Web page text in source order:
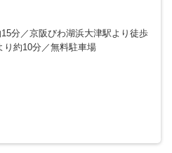
分／京阪びわ湖浜大津駅より徒歩
り約10分／無料駐車場